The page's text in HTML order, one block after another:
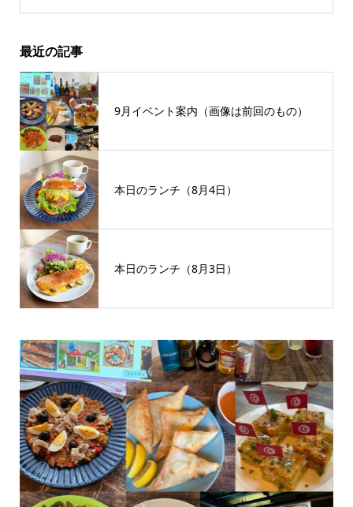
最近の記事
9月イベント案内（画像は前回のもの）
本日のランチ（8月4日）
本日のランチ（8月3日）